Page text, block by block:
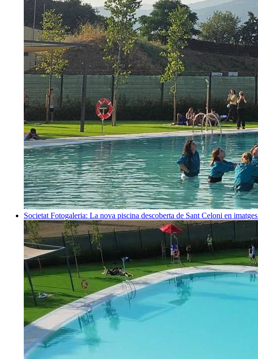
Societat Fotogaleria: La nova piscina descoberta de Sant Celoni en imatges